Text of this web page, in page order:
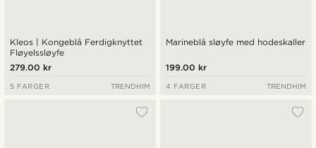
Kleos | Kongeblå Ferdigknyttet
Fløyelssløyfe
279.00 kr
5 FARGER TRENDHIM
Marineblå sløyfe med hodeskaller
199.00 kr
4 FARGER TRENDHIM